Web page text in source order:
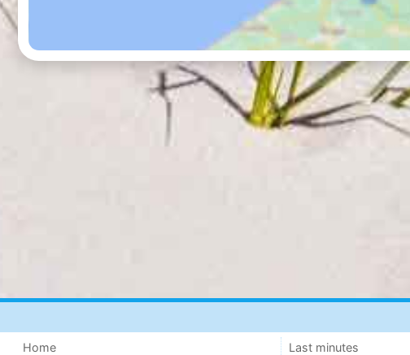
Home
Last minutes